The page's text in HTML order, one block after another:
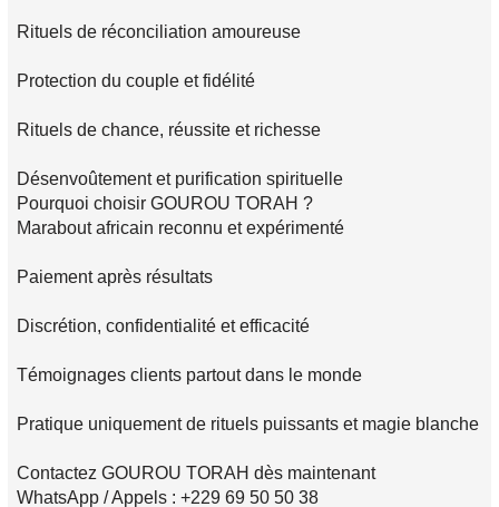
Rituels de réconciliation amoureuse
Protection du couple et fidélité
Rituels de chance, réussite et richesse
Désenvoûtement et purification spirituelle
Pourquoi choisir GOUROU TORAH ?
Marabout africain reconnu et expérimenté
Paiement après résultats
Discrétion, confidentialité et efficacité
Témoignages clients partout dans le monde
Pratique uniquement de rituels puissants et magie blanche
Contactez GOUROU TORAH dès maintenant
WhatsApp / Appels : +229 69 50 50 38